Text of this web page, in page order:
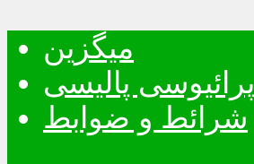
میگزین
پرائیوسی پالیسی
شرائط و ضوابط